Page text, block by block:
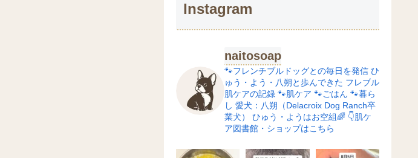
Instagram
naitosoap
🐾フレンチブルドッグとの毎日を発信 ひ
ゅう・よう・八朔と歩んできた フレブル
肌ケアの記録 🐾肌ケア 🐾ごはん 🐾暮ら
し 愛犬：八朔（Delacroix Dog Ranch卒
業犬）
ひゅう・ようはお空組🌈 👇肌ケ
ア図書館・ショップはこちら